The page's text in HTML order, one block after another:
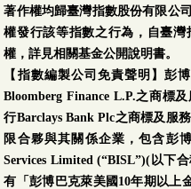
著作權均歸臺灣指數股份有限公
權發行該等指數之行為，自臺
權，詳見相關基金公開說明書。
【指數編製公司免責聲明】彭
Bloomberg Finance L.P.之商標
行Barclays Bank Plc之商標及服
限合夥與其關係企業，包含彭
Services Limited (“BISL”)(以下
有「彭博巴克萊美國10年期以上